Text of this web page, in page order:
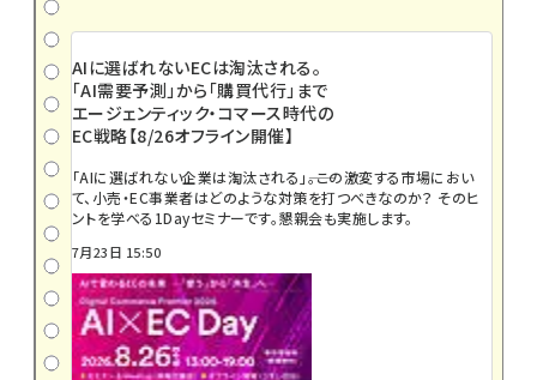
AIに選ばれないECは淘汰される。
「AI需要予測」から「購買代行」まで
エージェンティック・コマース時代の
EC戦略【8/26オフライン開催】
「AIに選ばれない企業は淘汰される」――。この激変する市場におい
て、小売・EC事業者はどのような対策を打つべきなのか？ そのヒ
ントを学べる1Dayセミナーです。懇親会も実施します。
7月23日 15:50